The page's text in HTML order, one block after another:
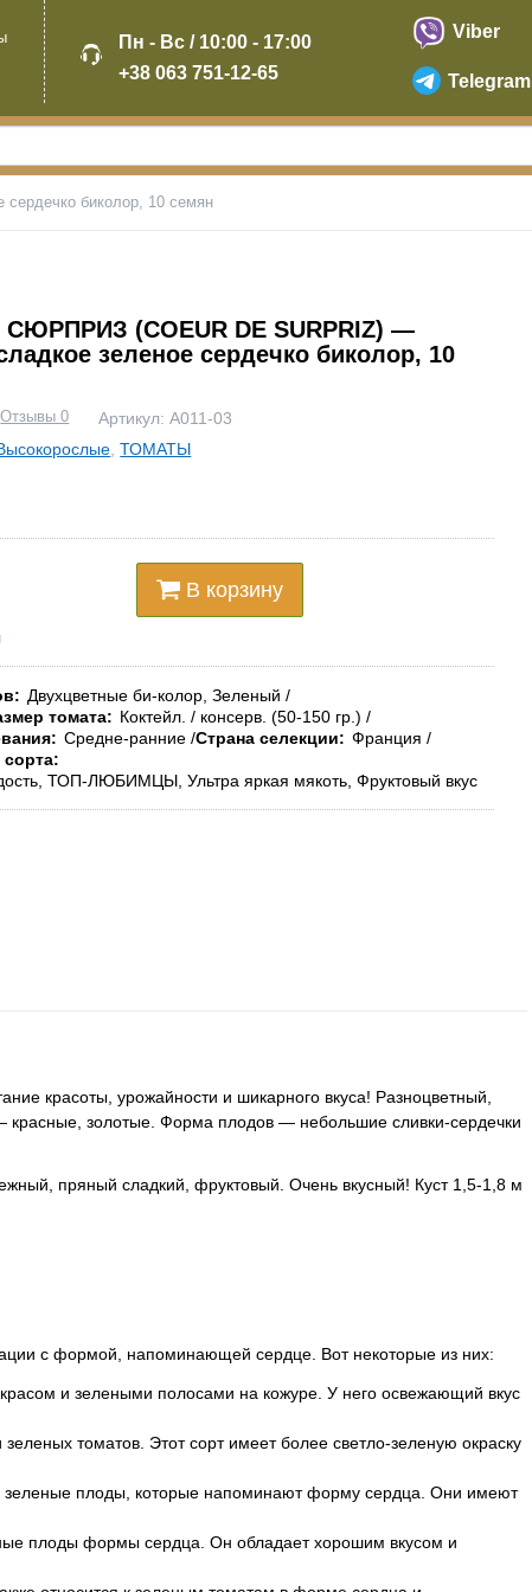
Пн - Вс / 10:00 - 17:00
+38 063 751-12-65
Viber
Telegram
биколор, 10 семян
(COEUR DE SURPRIZ) —
зеленое сердечко биколор, 10
Отзывы 0 Артикул:А011-03
,ТОМАТЫ
В корзину
Двухцветные би-колор, Зеленый
томата
Коктейл. / консерв. (50-150 гр.)
Средне-ранние Страна селекции
Франция
ТОП-ЛЮБИМЦЫ, Ультра яркая мякоть, Фруктовый вкус
красоты, урожайности и шикарного вкуса! Разноцветный,
золотые. Форма плодов — небольшие сливки-сердечки
пряный сладкий, фруктовый. Очень вкусный! Куст 1,5-1,8 м
с формой, напоминающей сердце. Вот некоторые из них:
и зелеными полосами на кожуре. У него освежающий вкус
томатов. Этот сорт имеет более светло-зеленую окраску
зеленые плоды, которые напоминают форму сердца. Они имеют
плоды формы сердца. Он обладает хорошим вкусом и